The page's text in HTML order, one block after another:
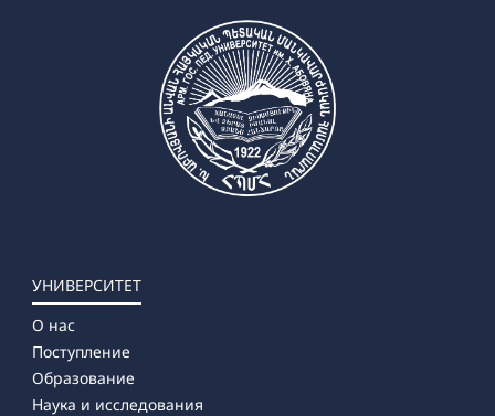
УНИВЕРСИТЕТ
О нас
Поступление
Образование
Наука и исследования